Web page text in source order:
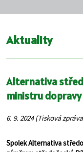
Aktuality
Alternativa
ministru dopravy
6. 9. 2024 (Tisková
Spolek Alternativa